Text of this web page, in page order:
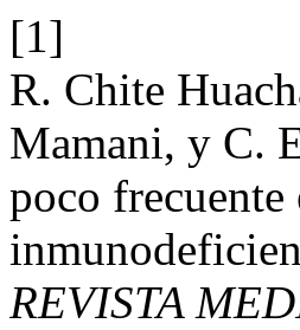
[1]
R. Chite
Mamani, y C.
poco
REVISTA